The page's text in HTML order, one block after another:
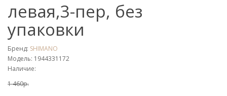
левая,3-пер, без
упаковки
Бренд: SHIMANO
Модель: 1944331172
Наличие:
1 460р.